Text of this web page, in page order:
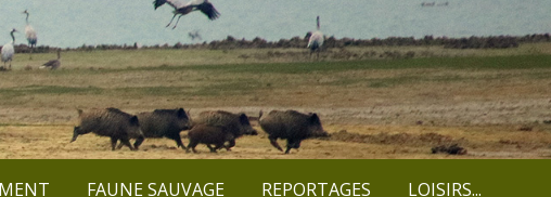
FAUNE SAUVAGE REPORTAGES LOISIRS...